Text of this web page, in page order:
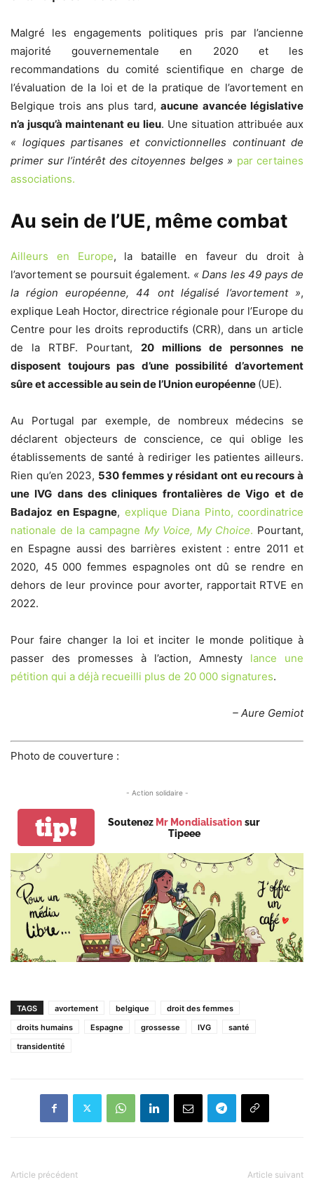
Malgré les engagements politiques pris par l’ancienne
majorité gouvernementale en 2020 et les
recommandations du comité scientifique en charge de
l’évaluation de la loi et de la pratique de l’avortement en
Belgique trois ans plus tard,aucune avancée législative
n’a jusqu’à maintenant eu lieu. Une situation attribuée aux
« logiques partisanes et convictionnelles continuant de
primer sur l’intérêt des citoyennes belges » par certaines
associations.
Au sein de l’UE, même combat
Ailleurs en Europe, la bataille en faveur du droit à
l’avortement se poursuit également. « Dans les 49 pays de
la région européenne, 44 ont légalisé l’avortement »,
explique Leah Hoctor, directrice régionale pour l’Europe du
Centre pour les droits reproductifs (CRR), dans un article
de la RTBF. Pourtant, 20 millions de personnes ne
disposent toujours pas d’une possibilité d’avortement
sûre et accessible au sein de l’Union européenne (UE).
Au Portugal par exemple, de nombreux médecins se
déclarent objecteurs de conscience, ce qui oblige les
établissements de santé à rediriger les patientes ailleurs.
Rien qu’en 2023, 530 femmes y résidant ont eu recours à
une IVG dans des cliniques frontalières de Vigo et de
Badajoz en Espagne, explique Diana Pinto, coordinatrice
nationale de la campagne My Voice, My Choice. Pourtant,
en Espagne aussi des barrières existent : entre 2011 et
2020, 45 000 femmes espagnoles ont dû se rendre en
dehors de leur province pour avorter, rapportait RTVE en
2022.
Pour faire changer la loi et inciter le monde politique à
passer des promesses à l’action, Amnesty lance une
pétition qui a déjà recueilli plus de 20 000 signatures.
– Aure Gemiot
Photo de couverture :
- Action solidaire -
tip! Soutenez Mr Mondialisation sur
Tipeee
TAGS avortement belgique
droit des femmes
droits humains
Espagne grossesse IVG
santé
transidentité
Article précédent Article suivant